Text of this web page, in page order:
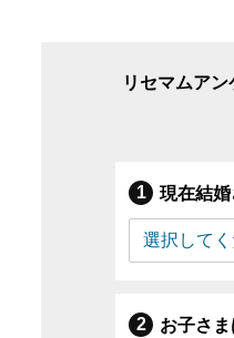
リセマムア
現在結婚
お子さま